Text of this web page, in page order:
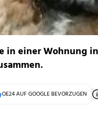
in einer Wohnung
OE24 AUF GOOGLE BEVORZUGEN